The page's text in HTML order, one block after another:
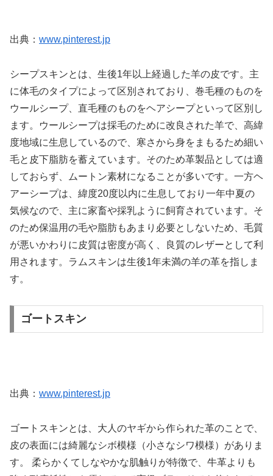
出典： www.pinterest.jp
シープスキンとは、生後1年以上経過した羊の皮です。主
に体毛のタイプによって区別されており、巻毛種のものを
ウールシープ、直毛種のものをヘアシープといって区別し
ます。ウールシープは採毛のために改良された羊で、高緯
度地域に生息しているので、寒さから身をまもるため細い
毛と皮下脂肪を蓄えています。そのため革製品としては適
しておらず、ムートン素材になることが多いです。一方ヘ
アーシープは、緯度20度以内に生息しており一年中夏の
気候なので、主に家畜や採乳ように飼育されています。そ
のため保温用の毛や脂肪もあまり必要としないため、毛質
が悪いかわりに皮質は密度が高く、良質のレザーとして利
用されます。ラムスキンは生後1年未満の羊の革を指しま
す。
ゴートスキン
出典： www.pinterest.jp
ゴートスキンとは、大人のヤギから作られた革のことで、
皮の表面には綺麗なシボ模様（小さなシワ模様）がありま
す。 柔らかくてしなやかな肌触りが特徴で、牛革よりも